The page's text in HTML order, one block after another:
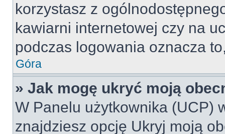
korzystasz z
kawiarni internetowej czy na
podczas logowania oznacza
Góra
» Jak mogę ukryć moją
W Panelu użytkownika (UCP)
znajdziesz opcję Ukryj moją